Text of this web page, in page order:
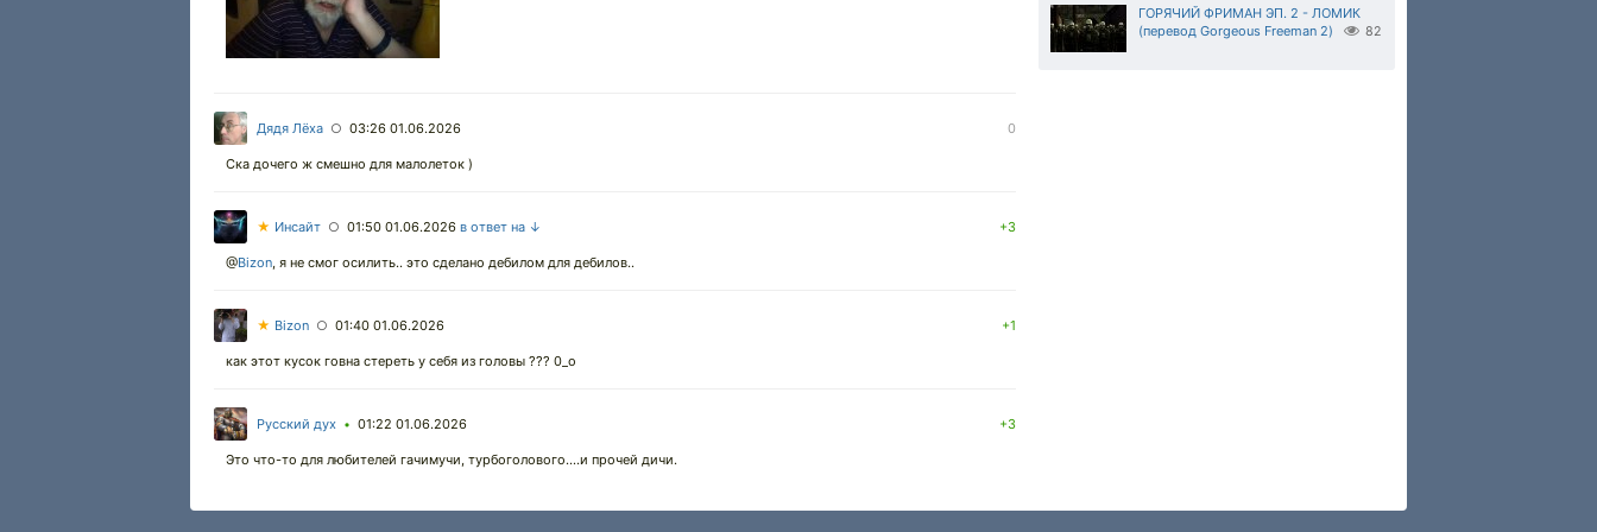
ГОРЯЧИЙ ФРИМАН ЭП. 2 - ЛОМИК
(перевод Gorgeous Freeman 2)
82
Дядя Лёха ○ 03:26 01.06.2026 0
Ска дочего ж смешно для малолеток )
★ Инсайт ○ 01:50 01.06.2026 в ответ на ↓ +3
@Bizon, я не смог осилить.. это сделано дебилом для дебилов..
★ Bizon ○ 01:40 01.06.2026 +1
как этот кусок говна стереть у себя из головы ??? 0_о
Русский дух • 01:22 01.06.2026 +3
Это что-то для любителей гачимучи, турбоголового....и прочей дичи.